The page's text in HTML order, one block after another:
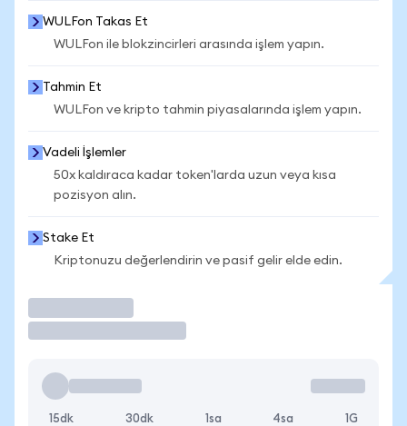
WULFon Takas Et
WULFon ile blokzincirleri arasında işlem yapın.
Tahmin Et
WULFon ve kripto tahmin piyasalarında işlem yapın.
Vadeli İşlemler
50x kaldıraca kadar token'larda uzun veya kısa
pozisyon alın.
Stake Et
Kriptonuzu değerlendirin ve pasif gelir elde edin.
15dk 30dk 1sa 4sa 1G